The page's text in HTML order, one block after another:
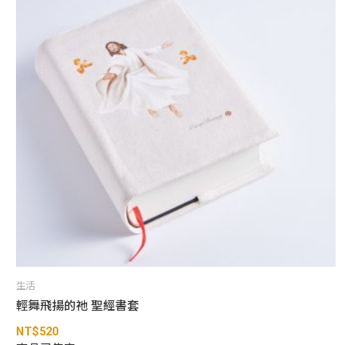
生活
輕舞飛揚的祂 聖經書套
NT$520